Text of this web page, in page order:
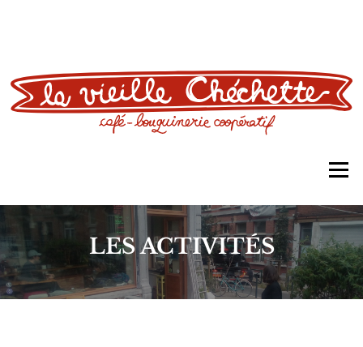
LES ACTIVITÉS